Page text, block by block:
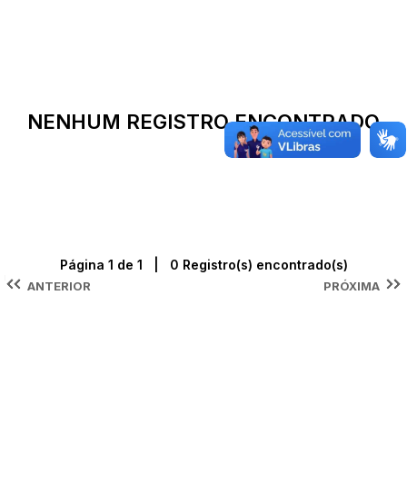
NENHUM REGISTRO ENCONTRADO
ANTERIOR
Página 1 de 1 | 0 Registro(s) encontrado(s)
PRÓXIMA